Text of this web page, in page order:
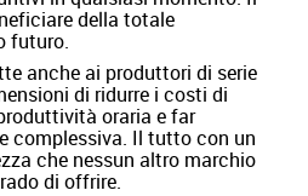
della totale
futuro.
anche ai produttori di serie
di ridurre i costi di
oraria e far
complessiva. Il tutto con un
che nessun altro marchio
di offrire.